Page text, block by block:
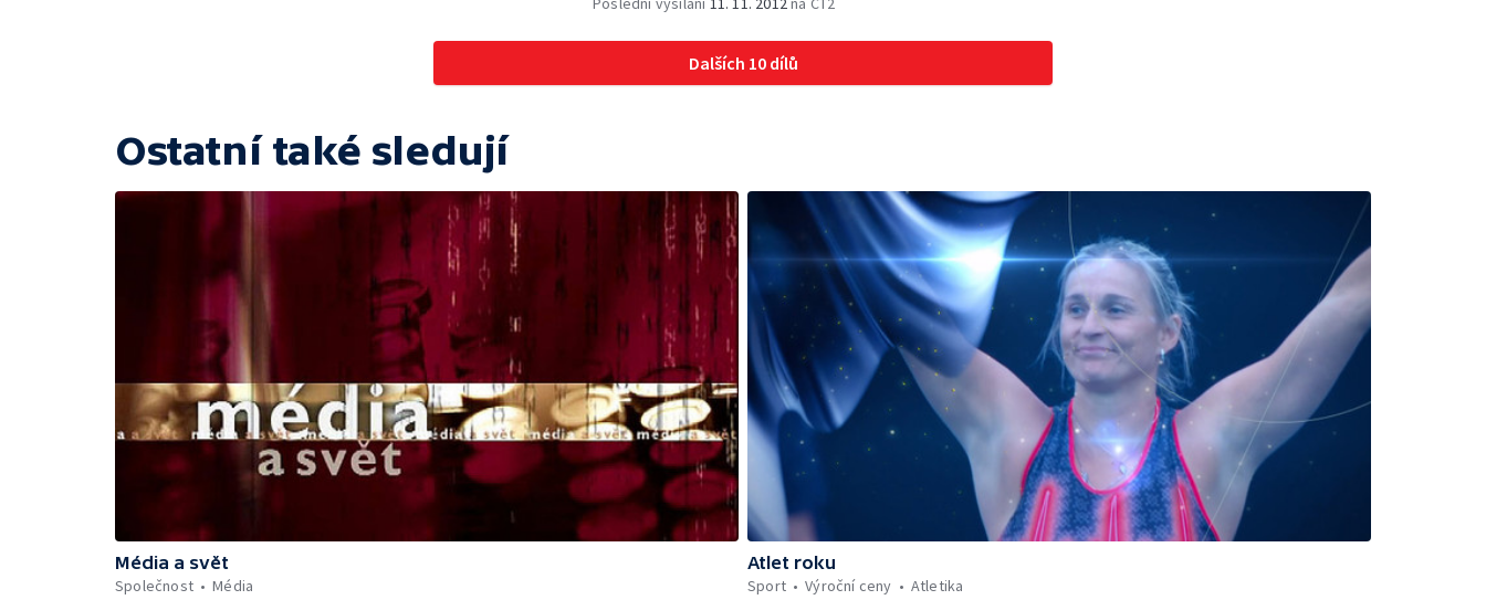
Dalších 10 dílů
Ostatní také sledují
Média a svět
Společnost
Média
Atlet roku
Sport
Výroční ceny Atletika